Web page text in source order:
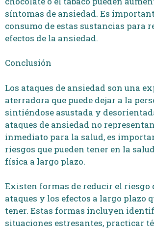
síntomas de ansiedad. Es
consumo de estas sustancias para
efectos de la ansiedad.
Conclusión
Los ataques de ansiedad son una
aterradora que puede dejar a la
sintiéndose asustada y
ataques de ansiedad no
inmediato para la salud, es
riesgos que pueden tener en la
física a largo plazo.
Existen formas de reducir el riesgo
ataques y los efectos a largo plazo
tener. Estas formas incluyen
situaciones estresantes, practicar